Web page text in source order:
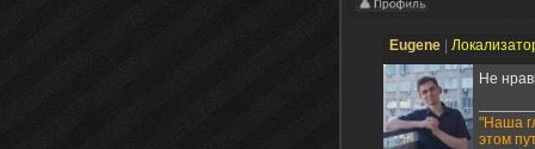
Eugene
Не
"Наша
этом